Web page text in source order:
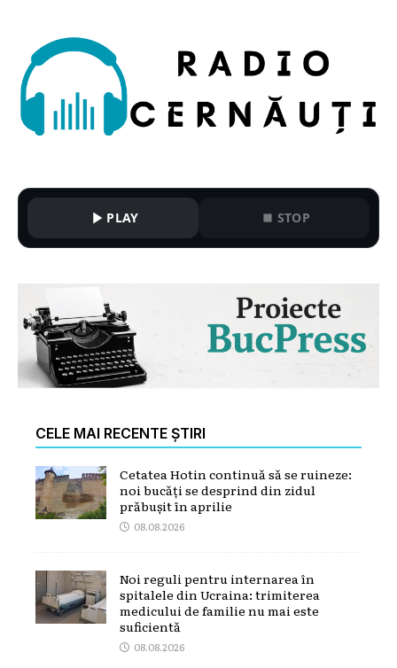
PLAY STOP
CELE MAI RECENTE ȘTIRI
Cetatea Hotin continuă să se ruineze:
noi bucăți se desprind din zidul
prăbușit în aprilie
08.08.2026
Noi reguli pentru internarea în
spitalele din Ucraina: trimiterea
medicului de familie nu mai este
suficientă
08.08.2026